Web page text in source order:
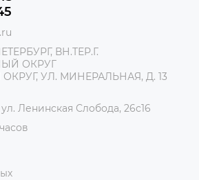
ВН.ТЕР.Г.
ОКРУГ
УЛ. МИНЕРАЛЬНАЯ, Д. 13
ул. Ленинская Слобода, 26с16